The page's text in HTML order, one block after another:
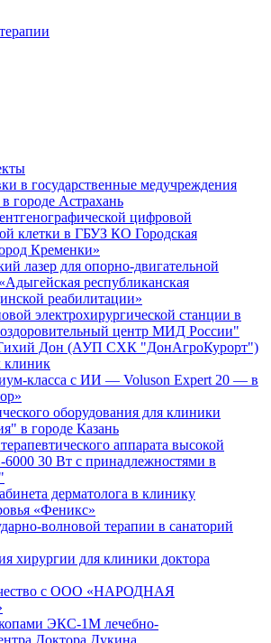
в государственные медучреждения
городе Астрахань
цифровой
клетки в ГБУЗ КО Городская
Кременки»
лазер для опорно-двигательной
республиканская
реабилитации»
электрохирургической станции в
центр МИД России"
Дон (АУП СХК "ДонАгроКурорт")
клиник
класса с ИИ — Voluson Expert 20 — в
оборудования для клиники
в городе Казань
аппарата высокой
30 Вт с принадлежностями в
дерматолога в клинику
«Феникс»
волновой терапии в санаторий
хирургии для клиники доктора
с ООО «НАРОДНАЯ
ЭКС-1М лечебно-
Доктора Дукина